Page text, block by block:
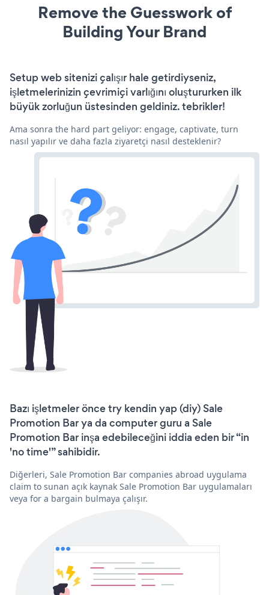
Remove the Guesswork of
Building Your Brand
Setup web sitenizi çalışır hale getirdiyseniz,
işletmelerinizin çevrimiçi varlığını oluştururken ilk
büyük zorluğun üstesinden geldiniz. tebrikler!
Ama sonra the hard part geliyor: engage, captivate, turn
nasıl yapılır ve daha fazla ziyaretçi nasıl desteklenir?
Bazı işletmeler önce try kendin yap (diy) Sale
Promotion Bar ya da computer guru a Sale
Promotion Bar inşa edebileceğini iddia eden bir “in
'no time'” sahibidir.
Diğerleri, Sale Promotion Bar companies abroad uygulama
claim to sunan açık kaynak Sale Promotion Bar uygulamaları
veya for a bargain bulmaya çalışır.